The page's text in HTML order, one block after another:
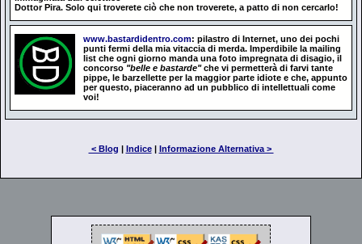
Dottor Pira. Solo qui troverete ciò che non troverete, a patto di non cercarlo!
www.bastardidentro.com: pilastro di Internet, uno dei pochi
punti fermi della mia vitaccia di merda. Imperdibile la mailing
list che ogni giorno manda una foto impregnata di disagio, il
concorso "belle e bastarde"che vi permetterà di farvi tante
pippe, le barzellette per la maggior parte idiote e che, appunto
per questo, piaceranno ad un pubblico di intellettuali come
voi!
< Blog | Indice| Informazione Alternativa >